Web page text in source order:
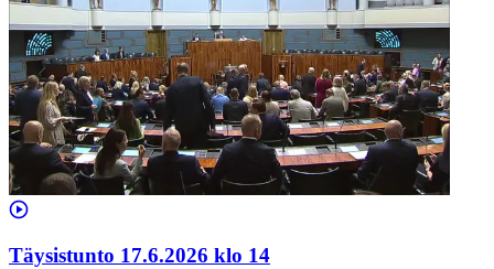
Täysistunto 17.6.2026 klo 14